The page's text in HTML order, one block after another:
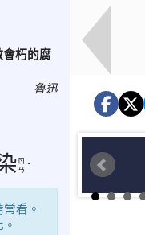
朽的腐
魯迅
ㄖ
ㄢ ˇ
看。